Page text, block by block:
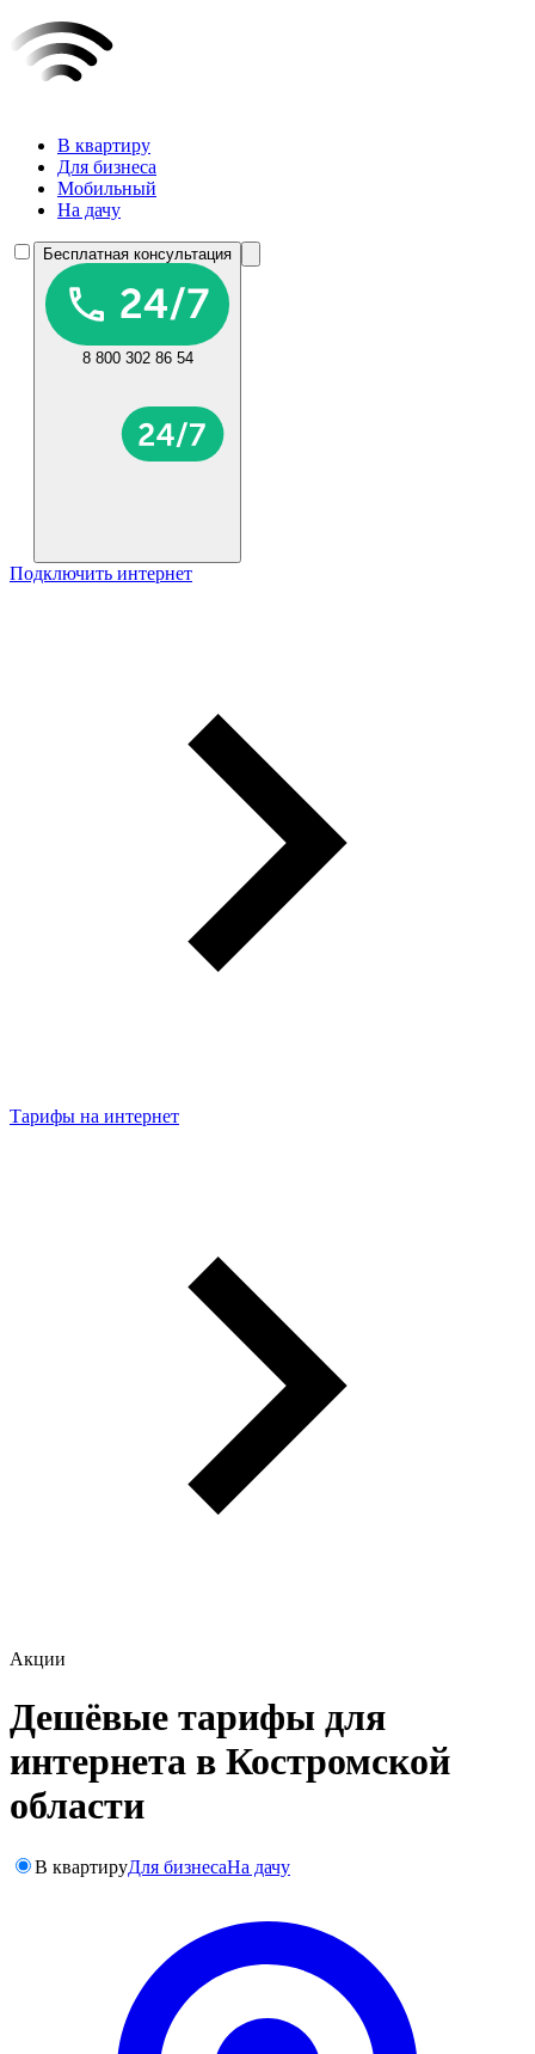
В квартиру
Для бизнеса
Мобильный
На дачу
Бесплатная консультация
8 800 302 86 54
Подключить интернет
Тарифы на интернет
Акции
Дешёвые тарифы для
интернета в Костромской
области
В квартируДля бизнесаНа дачу